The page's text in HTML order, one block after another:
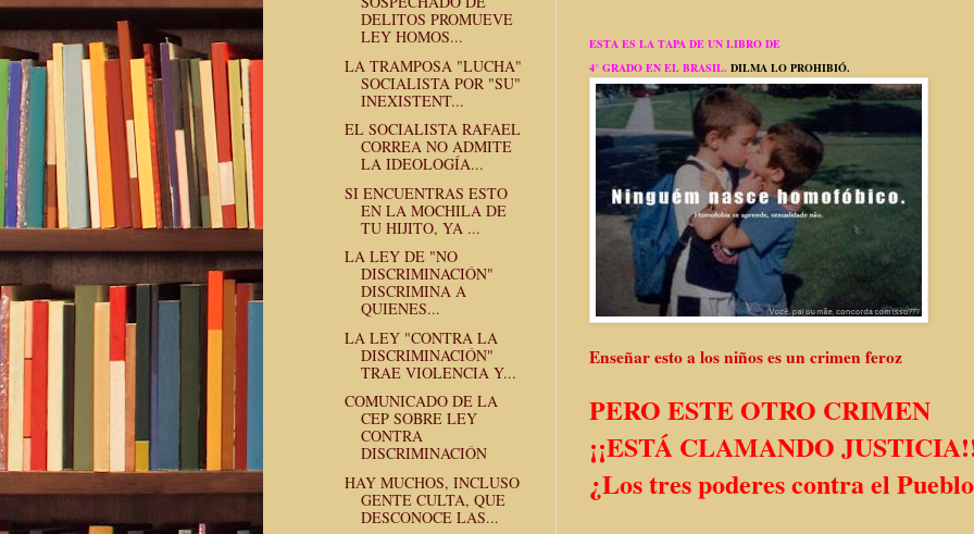
ESTA ES LA TAPA DE UN LIBRO DE
4° GRADO EN EL BRASIL. DILMA LO PROHIBIÓ.
Enseñar esto a los niños es un crimen feroz
PERO ESTE OTRO CRIMEN
¡¡ESTÁ CLAMANDO
¿Los tres poderes contra el
DELITOS PROMUEVE
LEY HOMOS...
LA TRAMPOSA "LUCHA"
SOCIALISTA POR "SU"
INEXISTENT...
EL SOCIALISTA RAFAEL
CORREA NO ADMITE
LA IDEOLOGÍA...
SI ENCUENTRAS ESTO
EN LA MOCHILA DE
TU HIJITO, YA ...
LA LEY DE "NO
DISCRIMINACIÓN"
DISCRIMINA A
QUIENES...
LA LEY "CONTRA LA
DISCRIMINACIÓN"
TRAE VIOLENCIA Y...
COMUNICADO DE LA
CEP SOBRE LEY
CONTRA
DISCRIMINACIÓN
HAY MUCHOS, INCLUSO
GENTE CULTA, QUE
DESCONOCE LAS...